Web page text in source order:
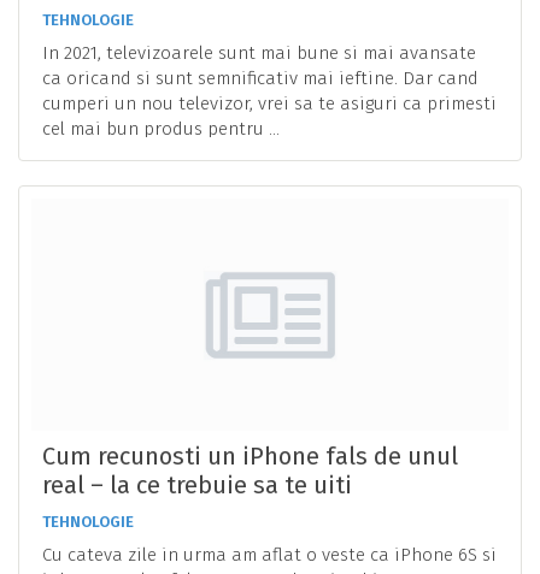
TEHNOLOGIE
In 2021, televizoarele sunt mai bune si mai avansate
ca oricand si sunt semnificativ mai ieftine. Dar cand
cumperi un nou televizor, vrei sa te asiguri ca primesti
cel mai bun produs pentru ...
Cum recunosti un iPhone fals de unul
real – la ce trebuie sa te uiti
TEHNOLOGIE
Cu cateva zile in urma am aflat o veste ca iPhone 6S si